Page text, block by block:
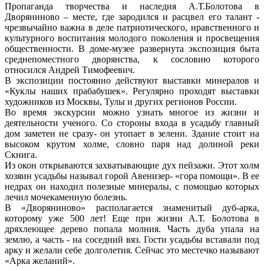
Пропаганда творчества и наследия А.Т.Болотова в
Дворяниново – месте, где зародился и расцвел его талант -
чрезвычайно важна в деле патриотического, нравственного и
культурного воспитания молодого поколения и просвещения
общественности. В доме-музее развернута экспозиция быта
среднепоместного дворянства, к сословию которого
относился Андрей Тимофеевич.
В экспозиции постоянно действуют выставки минералов и
«Куклы наших прабабушек». Регулярно проходят выставки
художников из Москвы, Тулы и других регионов России.
Во время экскурсии можно узнать многое из жизни и
деятельности ученого. Со стороны входа в усадьбу главный
дом заметен не сразу- он утопает в зелени. Здание стоит на
высоком крутом холме, словно паря над долиной реки
Скнига.
Из окон открываются захватывающие дух пейзажи. Этот холм
хозяин усадьбы называл горой Авенизер- «гора помощи». В ее
недрах он находил полезные минералы, с помощью которых
лечил мочекаменную болезнь.
В «Дворяниново» располагается знаменитый дуб-арка,
которому уже 500 лет! Еще при жизни А.Т. Болотова в
дряхлеющее дерево попала молния. Часть дуба упала на
землю, а часть - на соседний вяз. Гости усадьбы вставали под
арку и желали себе долголетия. Сейчас это местечко называют
«Арка желаний».